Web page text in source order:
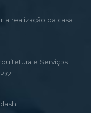
a realização da casa
e Serviços
92